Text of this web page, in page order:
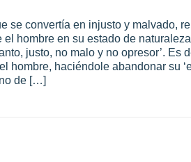
se convertía en injusto y malvado,
hombre en su estado de
justo, no malo y no opresor’. Es
hombre, haciéndole abandonar su
de […]